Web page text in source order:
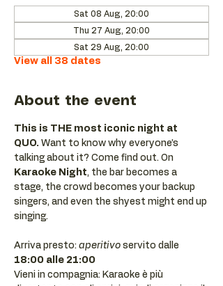
Sat 08 Aug, 20:00
Thu 27 Aug, 20:00
Sat 29 Aug, 20:00
View all 38 dates
About the event
This is THE most iconic night at
QUO. Want to know why everyone’s
talking about it? Come find out. On
Karaoke Night, the bar becomes a
stage, the crowd becomes your backup
singers, and even the shyest might end up
singing.
Arriva presto: aperitivo servito dalle
18:00 alle 21:00
Vieni in compagnia: Karaoke è più